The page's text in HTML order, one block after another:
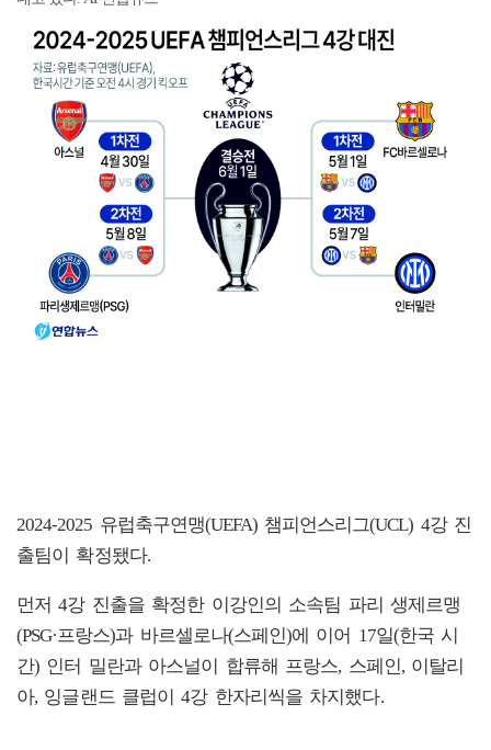
2024-2025 유럽축구연맹(UEFA) 챔피언스리그(UCL) 4강 진
출팀이 확정됐다.
먼저 4강 진출을 확정한 이강인의 소속팀 파리 생제르맹
(PSG·프랑스)과 바르셀로나(스페인)에 이어 17일(한국 시
간) 인터 밀란과 아스널이 합류해 프랑스, 스페인, 이탈리
아, 잉글랜드 클럽이 4강 한자리씩을 차지했다.